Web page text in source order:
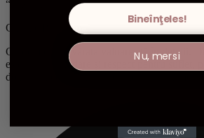
“buzunarul” tău.
Calitate Premium
Credem că adevărata valoare stă în detalii.
este ales cu răbdare și respect pentru suflet,
doar ceea ce este autentic, sacru și în armonie
Bineînţeles!
Nu, mersi